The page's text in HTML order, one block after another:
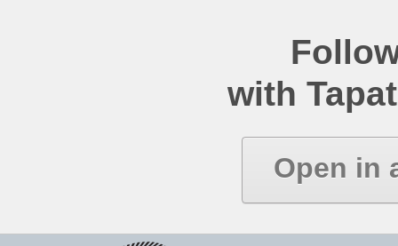
with
Open in